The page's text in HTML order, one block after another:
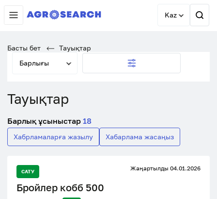
Kaz
Басты бет
Тауықтар
Барлығы
Тауықтар
Барлық ұсыныстар 18
Хабрламаларға жазылу Хабарлама жасаңыз
САТУ Жаңартылды 04.01.2026
Бройлер кобб 500